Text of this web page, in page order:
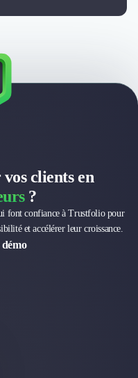
clients en
?
font confiance à Trustfolio pour
et accélérer leur croissance.